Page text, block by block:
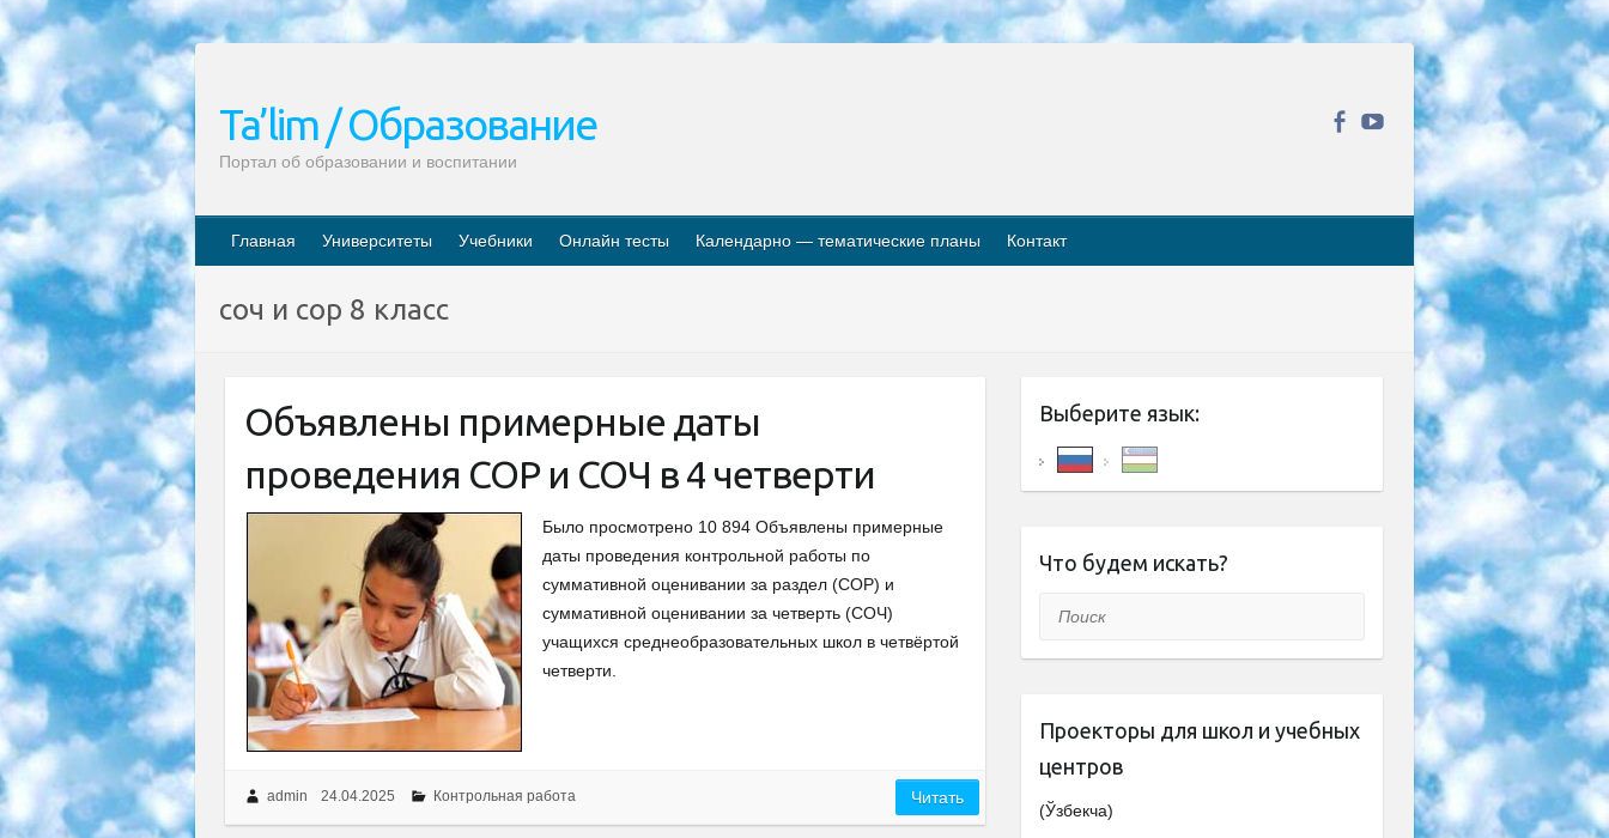
Ta’lim / Образование
Портал об образовании и воспитании
Главная Университеты Учебники Онлайн тесты Календарно — тематические планы Контакт
соч и сор 8 класс
Объявлены примерные даты
проведения СОР и СОЧ в 4 четверти
Было просмотрено 10 894 Объявлены примерные
даты проведения контрольной работы по
суммативной оценивании за раздел (СОР) и
суммативной оценивании за четверть (СОЧ)
учащихся среднеобразовательных школ в четвёртой
четверти.
admin 24.04.2025 Контрольная работа Читать
Выберите язык:
Что будем искать?
Поиск
Проекторы для школ и учебных
центров
(Ўзбекча)